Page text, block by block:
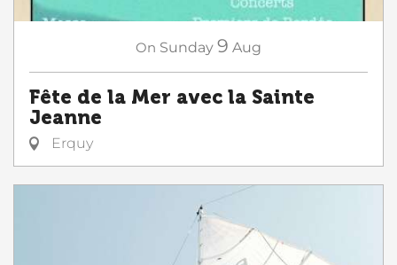
On Sunday 9 Aug
Fête de la Mer avec la Sainte
Jeanne
Erquy